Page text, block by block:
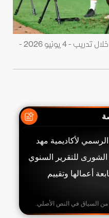
أحد مواهب أكاديمية مهد الرياضية خلال تدريب - 4 يونيو 2026 -
لأكاديمية مهد
للتقرير السنوي
أعمالها وتقييم
السياق في النص الأصلي.